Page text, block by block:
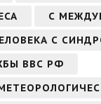
С
С
ВВС РФ